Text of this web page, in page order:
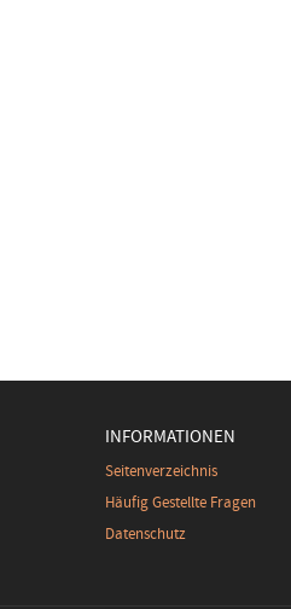
INFORMATIONEN
Seitenverzeichnis
Häufig Gestellte Fragen
Datenschutz